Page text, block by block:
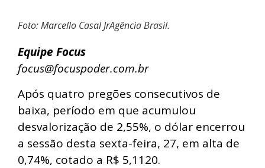
Foto: Marcello Casal JrAgência Brasil.
Equipe Focus
focus@focuspoder.com.br
Após quatro pregões consecutivos de
baixa, período em que acumulou
desvalorização de 2,55%, o dólar encerrou
a sessão desta sexta-feira, 27, em alta de
0,74%, cotado a R$ 5,1120.